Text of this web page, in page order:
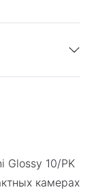
Glossy 10/PK
камерах